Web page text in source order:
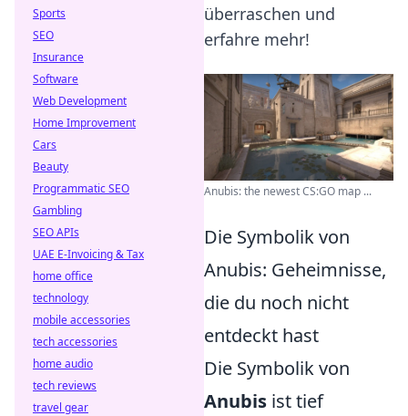
überraschen und
erfahre mehr!
Anubis: the newest CS:GO map ...
Die Symbolik von
Anubis: Geheimnisse,
die du noch nicht
entdeckt hast
Die Symbolik von
Anubis ist tief
Sports
SEO
Insurance
Software
Web Development
Home Improvement
Cars
Beauty
Programmatic SEO
Gambling
SEO APIs
UAE E-Invoicing & Tax
home office
technology
mobile accessories
tech accessories
home audio
tech reviews
travel gear